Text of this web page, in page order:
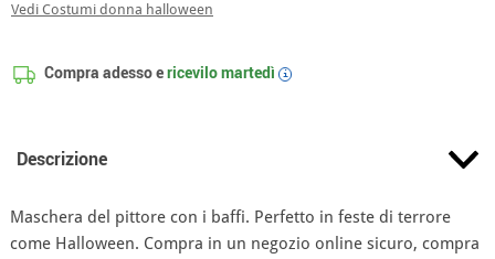
Vedi Costumi donna halloween
Compra adesso ericevilomartedì i
Descrizione
Maschera del pittore con i baffi. Perfetto in feste di terrore
come Halloween. Compra in un negozio online sicuro, compra